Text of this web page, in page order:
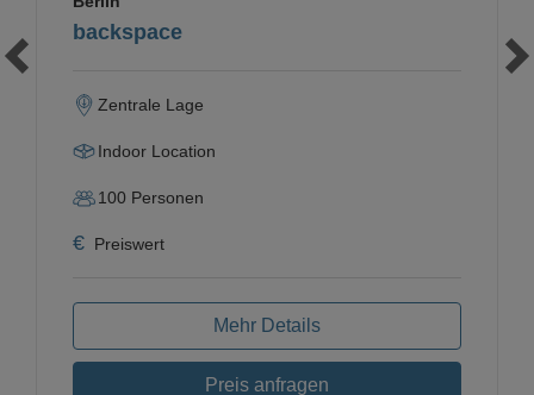
backspace
Zentrale Lage
Indoor Location
100 Personen
€ Preiswert
Mehr Details
Preis anfragen